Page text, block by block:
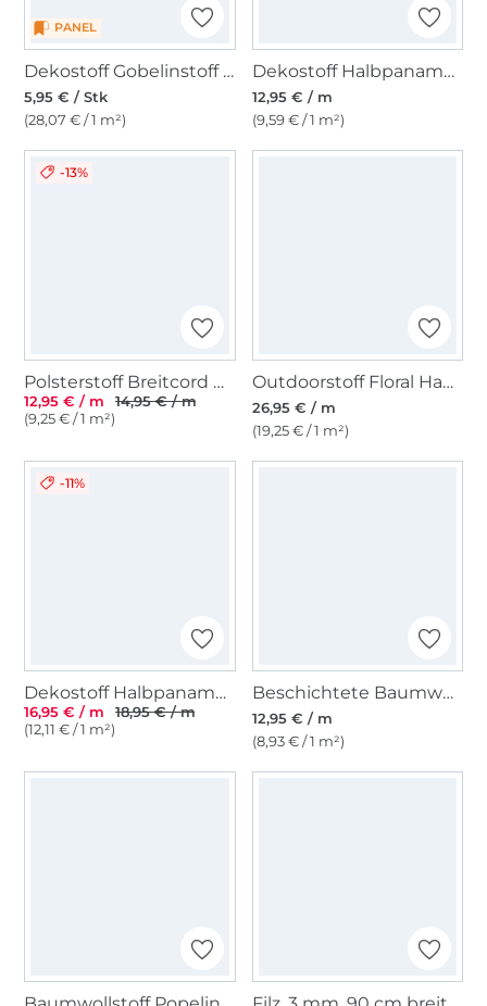
PANEL
Dekostoff Gobelinstoff Panel Mohnblumen, 46 x 46 cm
5,95 € / Stk
(28,07 € / 1 m²)
Dekostoff Halbpanama Enjoy Vintage Plants and Leafs, pink
12,95 € / m
(9,59 € / 1 m²)
-13%
Polsterstoff Breitcord Hyper, taubenblau
12,95 € / m
14,95 € / m
(9,25 € / 1 m²)
Outdoorstoff Floral Happy Garden, petrol
26,95 € / m
(19,25 € / 1 m²)
-11%
Dekostoff Halbpanama Prärieblumen, wollweiss
16,95 € / m
18,95 € / m
(12,11 € / 1 m²)
Beschichtete Baumwolle Punkte, rot
12,95 € / m
(8,93 € / 1 m²)